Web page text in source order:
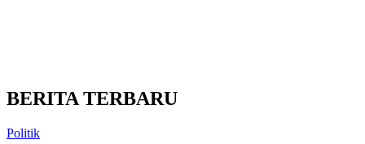
BERITA TERBARU
Politik